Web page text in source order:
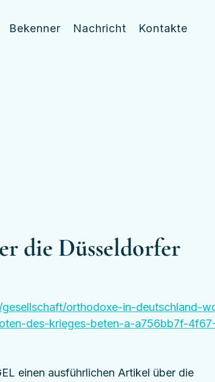
Bekenner Nachricht Kontakte
die Düsseldorfer
orthodoxe-in-deutschland-
des-krieges-beten-a-a756bb7f-
einen ausführlichen Artikel über die